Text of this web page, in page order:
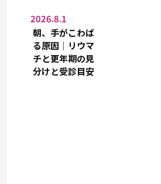
2026.8.1
朝、手がこわば
る原因｜リウマ
チと更年期の見
分けと受診目安